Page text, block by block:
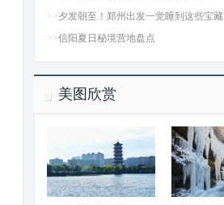
>>夕发朝至！郑州出发一觉睡到这些宝藏
>>信阳夏日秘境营地盘点
美图欣赏